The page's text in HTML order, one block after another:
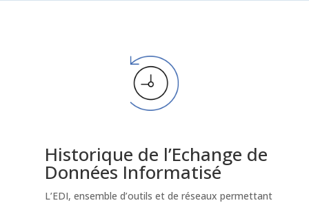
Historique de l’Echange de
Données Informatisé
L’EDI, ensemble d’outils et de réseaux permettant